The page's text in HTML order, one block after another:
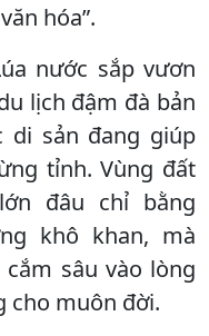
hóa”.
nước sắp vươn
lịch đậm đà bản
di sản đang giúp
tỉnh. Vùng đất
đâu chỉ bằng
khô khan, mà
sâu vào lòng
cho muôn đời.